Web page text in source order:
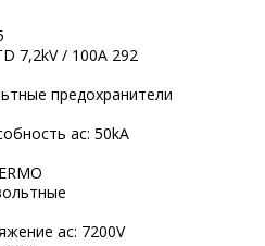
7,2kV / 100A 292
предохранители
ac: 50kA
ac: 7200V